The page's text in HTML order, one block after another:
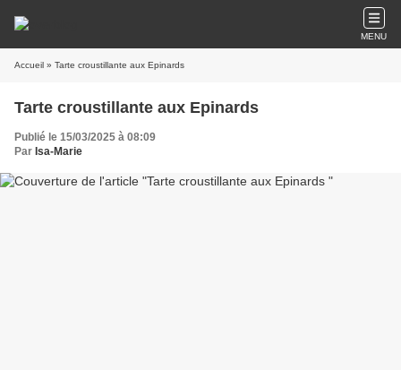
MENU
Accueil » Tarte croustillante aux Epinards
Tarte croustillante aux Epinards
Publié le 15/03/2025 à 08:09
Par Isa-Marie